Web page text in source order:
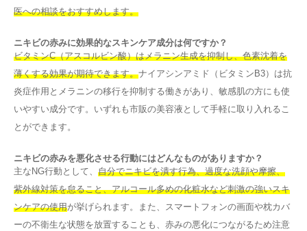
医への相談をおすすめします。
ニキビの赤みに効果的なスキンケア成分は何ですか？
ビタミンC（アスコルビン酸）はメラニン生成を抑制し、色素沈着を
薄くする効果が期待できます。ナイアシンアミド（ビタミンB3）は抗
炎症作用とメラニンの移行を抑制する働きがあり、敏感肌の方にも使
いやすい成分です。いずれも市販の美容液として手軽に取り入れるこ
とができます。
ニキビの赤みを悪化させる行動にはどんなものがありますか？
主なNG行動として、 自分でニキビを潰す行為、過度な洗顔や摩擦、
紫外線対策を怠ること、アルコール多めの化粧水など刺激の強いスキ
ンケアの使用が挙げられます。また、スマートフォンの画面や枕カバ
ーの不衛生な状態を放置することも、赤みの悪化につながるため注意